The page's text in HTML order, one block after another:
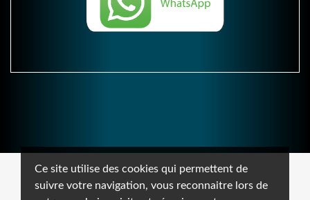
Ce site utilise des cookies qui permettent de
suivre votre navigation, vous reconnaitre lors de